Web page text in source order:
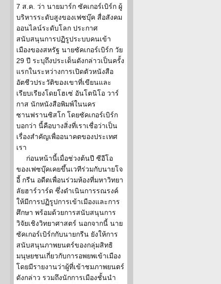
7 ส.ค. ว่า นายมาร์ก ซัคเกอร์เบิร์ก ผู้
บริหารระดับสูงของเฟซบุ๊ค สื่อสังคม
ออนไลน์ระดับโลก ประกาศ
สนับสนุนการปฏิรูประบบคนเข้า
เมืองของสหรัฐ นายซัคเกอร์เบิร์ก วัย
29 ปี ระบุถึงประเด็นดังกล่าวเป็นครั้ง
แรกในระหว่างการเปิดตัวหนังสือ
อัตชีวประวัติของเขาที่เขียนและ
เรียบเรียงโดยโฮเซ่ อันโตนิโอ วาร์
กาส นักหนังสือพิมพ์ในนคร
ซานฟรานซิสโก โดยซัคเกอร์เบิร์ก
บอกว่า นี้คือบางสิ่งที่เราเชื่อว่าเป็น
เรื่องสำคัญเพื่ออนาคตของประเทศ
เรา
ก่อนหน้านี้เมื่อช่วงต้นปี ซีอีโอ
ของเฟซบุ๊คเคยขึ้นเวทีร่วมกับนายโจ
อี้ กรีน อดีตเพื่อนร่วมห้องที่มหาวิทยา
ลัยฮาร์วาร์ด ซึ่งดำเนินการรณรงค์
ให้มีการปฏิรูปการเข้าเมืองและการ
ศึกษา พร้อมด้วยการสนับสนุนการ
วิจัยเชิงวิทยาศาสตร์ นอกจากนี้ นาย
ซัคเกอร์เบิร์กกับนายกรีน ยังให้การ
สนับสนุนภาพยนตร์ของกลุ่มสิทธิ
มนุษยชนเกี่ยวกับการอพยพเข้าเมือง
โดยมีรายงานว่าผู้ที่เข้าชมภาพยนตร์
ดังกล่าว รวมถึงนักการเมืองชั้นนำ